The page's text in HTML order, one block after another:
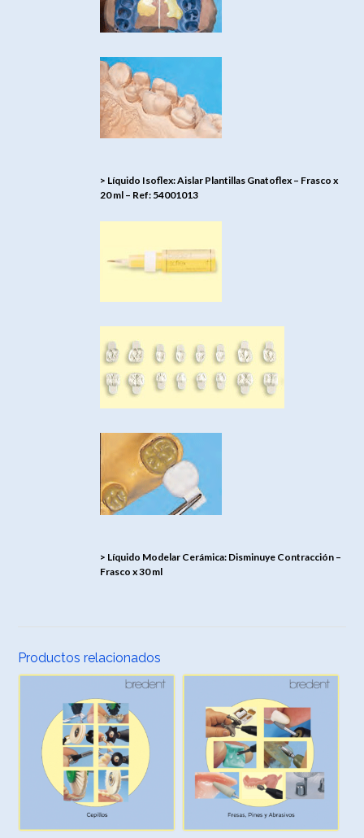
> Líquido Isoflex: Aislar Plantillas Gnatoflex – Frasco x
20 ml – Ref: 54001013
> Líquido Modelar Cerámica: Disminuye Contracción –
Frasco x 30 ml
Productos relacionados